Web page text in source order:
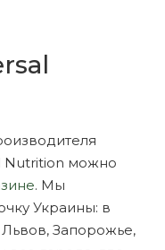
Nutrition можно
. Мы
Украины: в
Запорожье,